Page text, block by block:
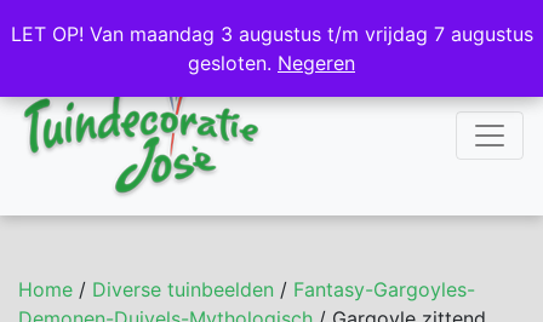
NL DE
Home / Diverse tuinbeelden / Fantasy-Gargoyles-
LET OP! Van maandag 3 augustus t/m vrijdag 7 augustus
gesloten. Negeren
LET OP! Van maandag 3 augustus t/m vrijdag 7 augustus
gesloten. Negeren